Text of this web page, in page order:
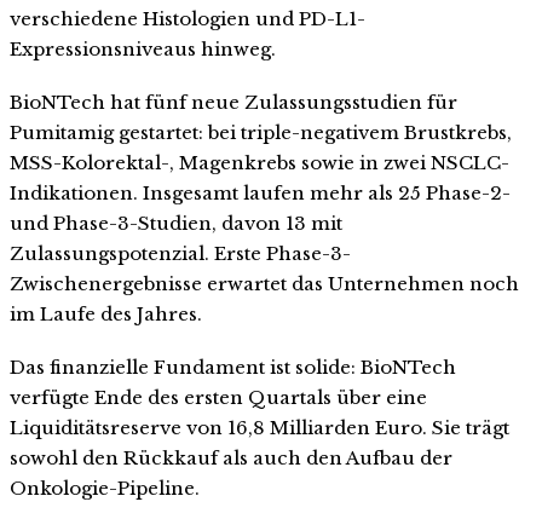
verschiedene Histologien und PD-L1-
Expressionsniveaus hinweg.
BioNTech hat fünf neue Zulassungsstudien für
Pumitamig gestartet: bei triple-negativem Brustkrebs,
MSS-Kolorektal-, Magenkrebs sowie in zwei NSCLC-
Indikationen. Insgesamt laufen mehr als 25 Phase-2-
und Phase-3-Studien, davon 13 mit
Zulassungspotenzial. Erste Phase-3-
Zwischenergebnisse erwartet das Unternehmen noch
im Laufe des Jahres.
Das finanzielle Fundament ist solide: BioNTech
verfügte Ende des ersten Quartals über eine
Liquiditätsreserve von 16,8 Milliarden Euro. Sie trägt
sowohl den Rückkauf als auch den Aufbau der
Onkologie-Pipeline.